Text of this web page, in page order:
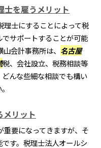
士を雇うメリット
理士にすることによって税
サポートすることが可能
会計事務所は、 名古屋
税、会社設立、税務相談等
んな些細な相談でも構い
メリット
要になってきますが、そ
す。税理士法人オールシ